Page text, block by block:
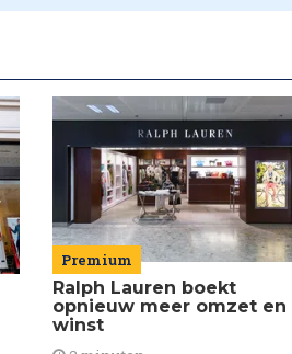
Premium
Ralph Lauren boekt
opnieuw meer omzet en
winst